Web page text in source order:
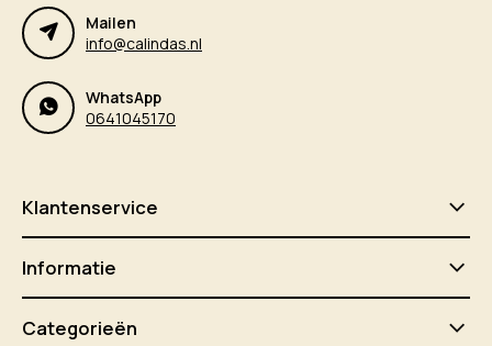
Mailen
info@calindas.nl
WhatsApp
0641045170
Klantenservice
Informatie
Categorieën